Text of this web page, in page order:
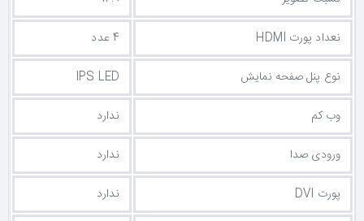
نعداد پورت HDMI
4 عدد
نوع پنل صفحه نمایش
IPS LED
وب کم
ندارد
ورودی صدا
ندارد
پورت DVI
ندارد